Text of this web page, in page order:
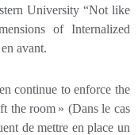
University “Not like
of Internalized
avant.
continue to enforce the
the room » (Dans le cas
de mettre en place un